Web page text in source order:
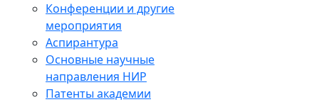
Конференции и другие
мероприятия
Аспирантура
Основные научные
направления НИР
Патенты академии